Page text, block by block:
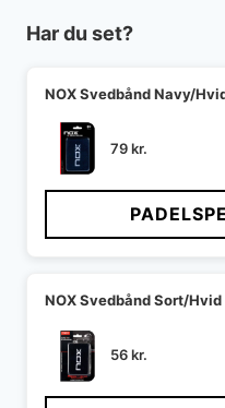
Har du set?
NOX Svedbånd Navy/
79kr.
NOX Svedbånd Sort/Hvid
56kr.